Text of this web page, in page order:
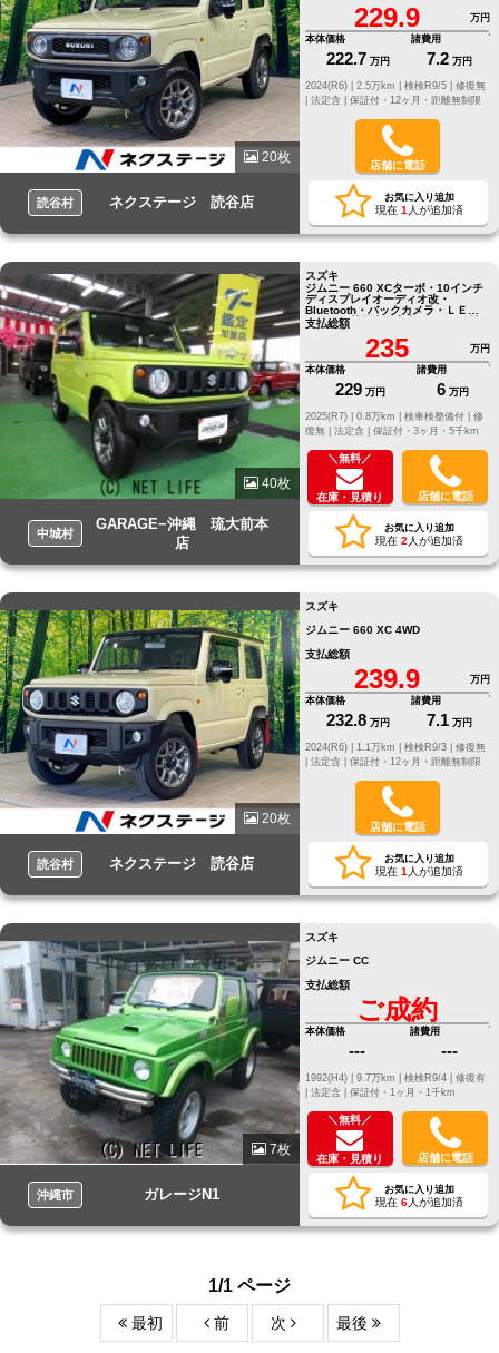
20枚
読谷村 ネクステージ 読谷店
229.9
万円
本体価格
222.7 万円
諸費用
7.2 万円
修復無
法定含 | 保証付・12ヶ月・距離無制限
店舗に電話
お気に入り追加
現在 1 人が追加済
40枚
中城村
GARAGE−沖縄 琉大前本
店
スズキ
ジムニー 660 XCターボ・10インチ
ディスプレイオーディオ改・
Bluetooth・バックカメラ・ＬＥＤ
ライト・禁煙車の実走8,020ｋｍ特
選車！
支払総額
235
万円
本体価格
229 万円
諸費用
6 万円
修
復無 | 法定含 | 保証付・3ヶ月・5千km
＼無料／
在庫・見積り 店舗に電話
お気に入り追加
現在 2 人が追加済
20枚
読谷村 ネクステージ 読谷店
スズキ
ジムニー 660 XC 4WD
支払総額
239.9
万円
本体価格
232.8 万円
諸費用
7.1 万円
修復無
法定含 | 保証付・12ヶ月・距離無制限
店舗に電話
お気に入り追加
現在 1 人が追加済
7枚
沖縄市 ガレージN1
スズキ
ジムニー CC
支払総額
ご成約
本体価格
---
諸費用
---
修復有
法定含 | 保証付・1ヶ月・1千km
＼無料／
在庫・見積り 店舗に電話
お気に入り追加
現在 6人が追加済
1/1 ページ
最初 前 次 最後